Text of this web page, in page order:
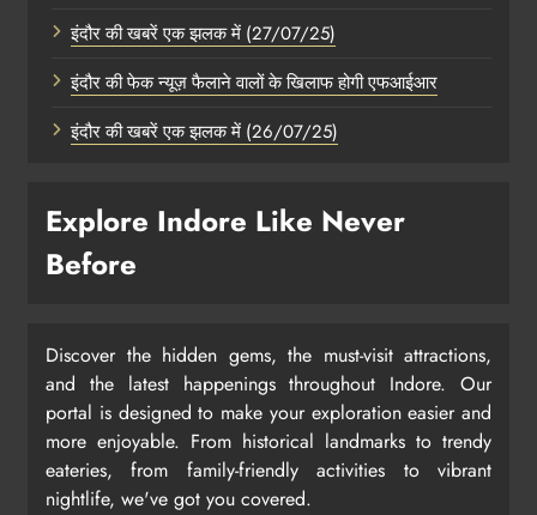
इंदौर की खबरें एक झलक में (27/07/25)
इंदौर की फेक न्यूज़ फैलाने वालों के खिलाफ होगी एफआईआर
इंदौर की खबरें एक झलक में (26/07/25)
Explore Indore Like Never
Before
Discover the hidden gems, the must-visit attractions,
and the latest happenings throughout Indore. Our
portal is designed to make your exploration easier and
more enjoyable. From historical landmarks to trendy
eateries, from family-friendly activities to vibrant
nightlife, we've got you covered.